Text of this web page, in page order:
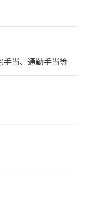
手当、通勤手当等